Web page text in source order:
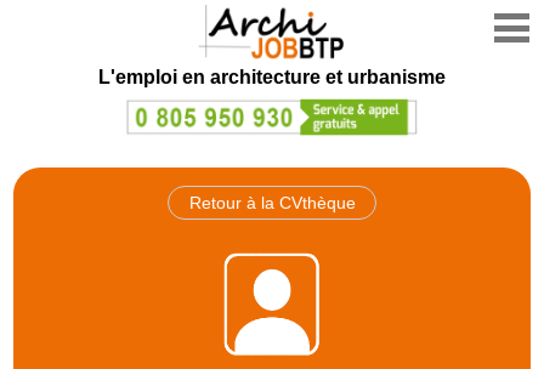
L'emploi en architecture et urbanisme
Retour à la CVthèque